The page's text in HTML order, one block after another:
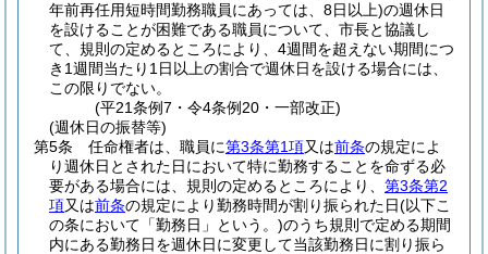
年前再任用短時間勤務職員にあっては、8日以上)の週休日
を設けることが困難である職員について、市長と協議し
て、規則の定めるところにより、4週間を超えない期間につ
き1週間当たり1日以上の割合で週休日を設ける場合には、
この限りでない。
(平21条例7・令4条例20・一部改正)
(週休日の振替等)
第5条
任命権者は、職員に第3条第1項又は前条の規定によ
り週休日とされた日において特に勤務することを命ずる必
要がある場合には、規則の定めるところにより、 第3条第2
項又は前条の規定により勤務時間が割り振られた日(以下こ
の条において「勤務日」という。)のうち規則で定める期間
内にある勤務日を週休日に変更して当該勤務日に割り振ら